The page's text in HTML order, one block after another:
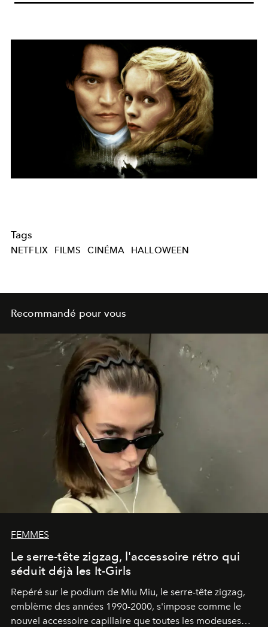
Tags
NETFLIX FILMS CINÉMA HALLOWEEN
Recommandé pour vous
FEMMES
Le serre-tête zigzag, l'accessoire rétro qui
séduit déjà les It-Girls
Repéré sur le podium de Miu Miu, le serre-tête zigzag,
emblème des années 1990-2000, s'impose comme le
nouvel accessoire capillaire que toutes les modeuses